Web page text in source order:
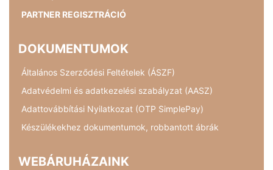
PARTNER REGISZTRÁCIÓ
DOKUMENTUMOK
Általános Szerződési Feltételek (ÁSZF)
Adatvédelmi és adatkezelési szabályzat (AASZ)
Adattovábbítási Nyilatkozat (OTP SimplePay)
Készülékekhez dokumentumok, robbantott ábrák
WEBÁRUHÁZAINK